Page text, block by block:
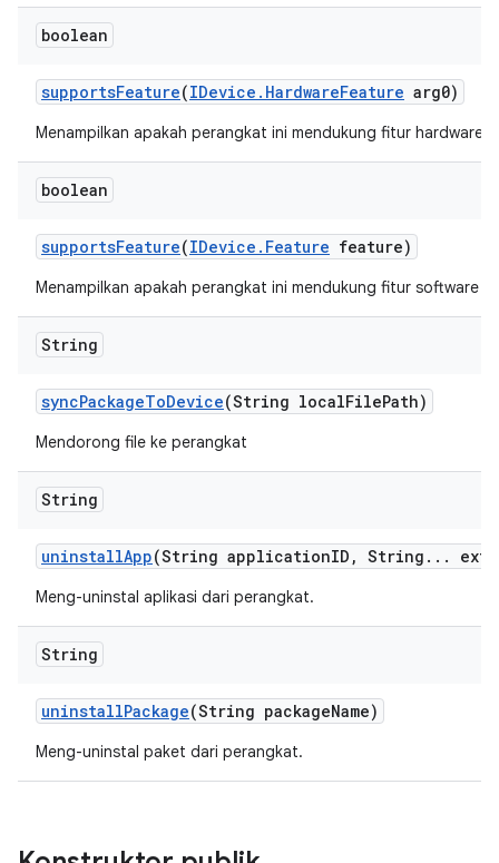
boolean
supportsFeature(IDevice . HardwareFeature arg0)
Menampilkan apakah perangkat ini mendukung fitur hardware
boolean
supportsFeature(IDevice . Feature feature)
Menampilkan apakah perangkat ini mendukung fitur software
String
syncPackageToDevice(String localFilePath)
Mendorong file ke perangkat
String
uninstallApp(String applicationID , String . . .
Meng-uninstal aplikasi dari perangkat.
String
uninstallPackage(String packageName)
Meng-uninstal paket dari perangkat.